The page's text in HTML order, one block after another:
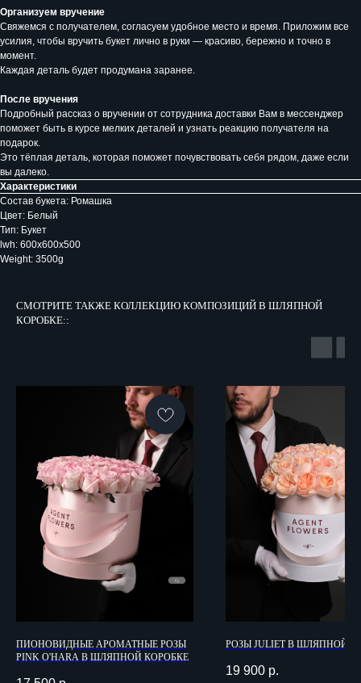
Организуем вручение
Свяжемся с получателем, согласуем удобное место и время. Приложим все
усилия, чтобы вручить букет лично в руки — красиво, бережно и точно в
момент.
Каждая деталь будет продумана заранее.
После вручения
Подробный рассказ о вручении от сотрудника доставки Вам в мессенджер
поможет быть в курсе мелких деталей и узнать реакцию получателя на
подарок.
Это тёплая деталь, которая поможет почувствовать себя рядом, даже если
вы далеко.
Характеристики
Состав букета: Ромашка
Цвет: Белый
Тип: Букет
lwh: 600x600x500
Weight: 3500g
СМОТРИТЕ ТАКЖЕ КОЛЛЕКЦИЮ КОМПОЗИЦИЙ В ШЛЯПНОЙ
КОРОБКЕ::
ПИОНОВИДНЫЕ АРОМАТНЫЕ РОЗЫ
PINK O'HARA В ШЛЯПНОЙ КОРОБКЕ
РОЗЫ JULIET В ШЛЯПНОЙ
19 900 р.
ИП Данилова Яна Александровна
ИНН: 381020838352
Каталог
Прием заказов:
09:00 - 23:00